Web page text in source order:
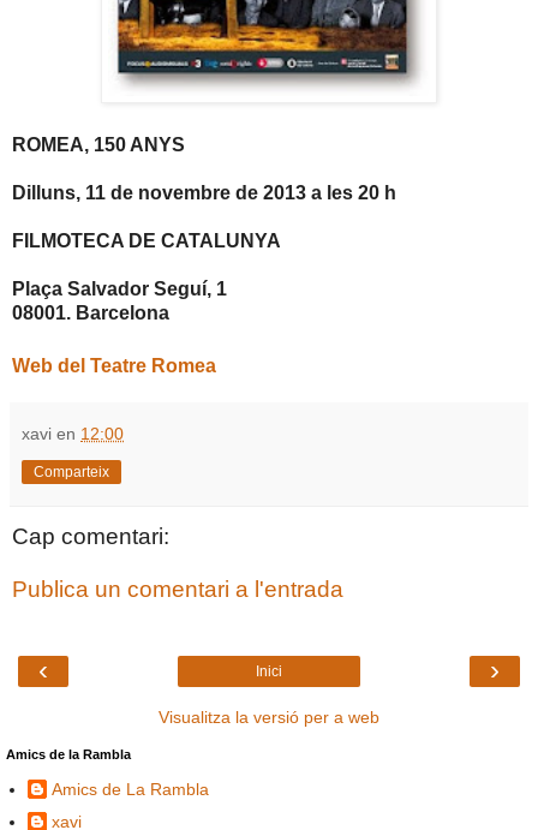
ROMEA, 150 ANYS
Dilluns, 11 de novembre de 2013 a les 20 h
FILMOTECA DE CATALUNYA
Plaça Salvador Seguí, 1
08001. Barcelona
Web del Teatre Romea
xavi en 12:00
Comparteix
Cap comentari:
Publica un comentari a l'entrada
‹ ›
Inici
Visualitza la versió per a web
Amics de la Rambla
Amics de La Rambla
xavi